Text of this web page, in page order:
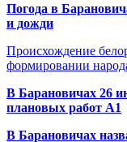
Погода в
и дожди
Происхождение
формировании
В Барановичах 26
плановых работ A1
В Барановичах